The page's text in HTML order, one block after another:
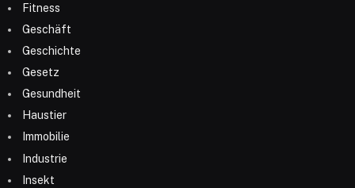
Fitness
Geschäft
Geschichte
Gesetz
Gesundheit
Haustier
Immobilie
Industrie
Insekt